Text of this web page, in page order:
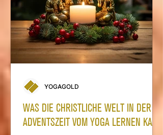
WAS DIE CHRISTLICHE WELT IN DER
ADVENTSZEIT VOM YOGA LERNEN KANN.
YOGAGOLD